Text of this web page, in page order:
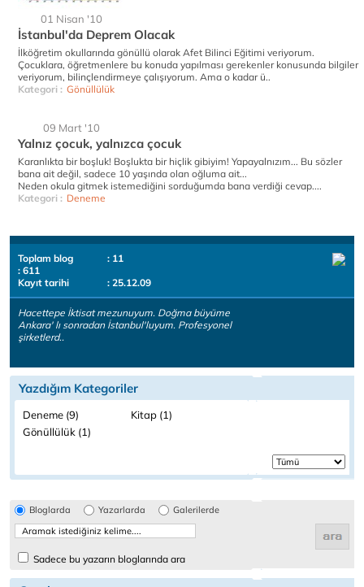
01 Nisan '10
İstanbul'da Deprem Olacak
İlköğretim okullarında gönüllü olarak Afet Bilinci Eğitimi veriyorum.
Çocuklara, öğretmenlere bu konuda yapılması gerekenler konusunda bilgiler
veriyorum, bilinçlendirmeye çalışıyorum. Ama o kadar ü..
Kategori : Gönüllülük
09 Mart '10
Yalnız çocuk, yalnızca çocuk
Karanlıkta bir boşluk! Boşlukta bir hiçlik gibiyim! Yapayalnızım... Bu sözler
bana ait değil, sadece 10 yaşında olan oğluma ait...
Neden okula gitmek istemediğini sorduğumda bana verdiği cevap....
Kategori : Deneme
Toplam blog
: 11
: 611
Kayıt tarihi
: 25.12.09
Hacettepe İktisat mezunuyum. Doğma büyüme
Ankara' lı sonradan İstanbul'luyum. Profesyonel
şirketlerd..
Yazdığım Kategoriler
Deneme (9)
Kitap (1)
Gönüllülük (1)
Bloglarda Yazarlarda Galerilerde
Sadece bu yazarın bloglarında ara